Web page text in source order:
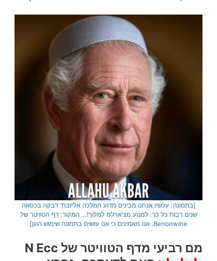
[בתמונה: עכשיו אנחנו מבינים מדוע המלכה אליזבת' דבקה בכסאה
שנים רבות כל כך: למנוע מצ'ארלס למלוך!… המקור: דף הטוויטר של
Benonwine. אנו מאמינים כי אנו עושים בתמונה שימוש הוגן]
מם רביעי מדף הטוויטר של N Ecc